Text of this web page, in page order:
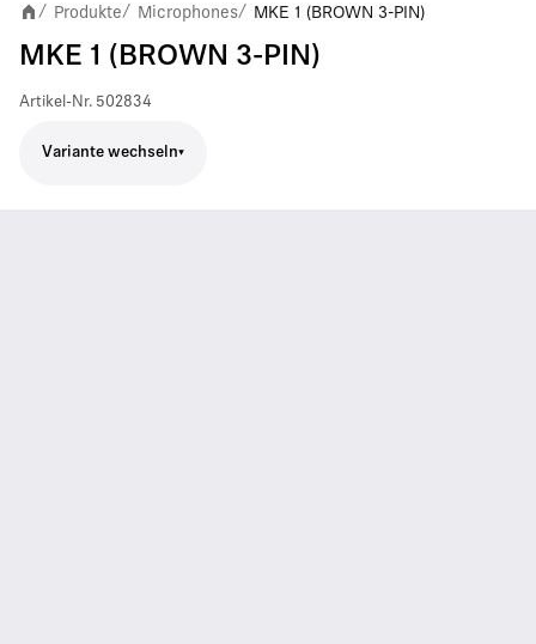
/ Produkte/ Microphones/ MKE 1 (BROWN 3-PIN)
MKE 1 (BROWN 3-PIN)
Artikel-Nr. 502834
Variante wechseln